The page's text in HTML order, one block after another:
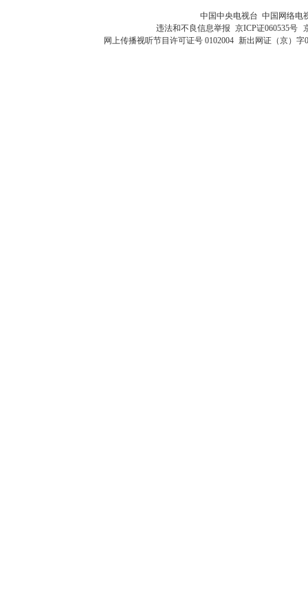
中国中央电视台 中国网络电
违法和不良信息举报 京ICP证060535号
网上传播视听节目许可证号 0102004 新出网证（京）